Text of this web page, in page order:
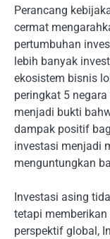
Perancang
cermat
pertumbuhan
lebih banyak
ekosistem bisnis
peringkat 5
menjadi bukti
dampak positif
investasi menjadi
menguntungkan
Investasi asing
tetapi
perspektif global,